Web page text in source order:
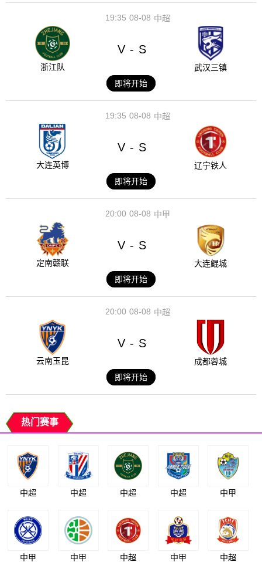
08-08
19:35 中超
浙江队
V - S
武汉三镇
即将开始
08-08
19:35 中超
大连英博
V - S
辽宁铁人
即将开始
08-08
20:00 中甲
定南赣联
V - S
大连鲲城
即将开始
08-08
20:00 中超
云南玉昆
V - S
成都蓉城
即将开始
热门赛事
中超 中超 中超 中超 中甲
中甲 中甲 中超 中甲 中超